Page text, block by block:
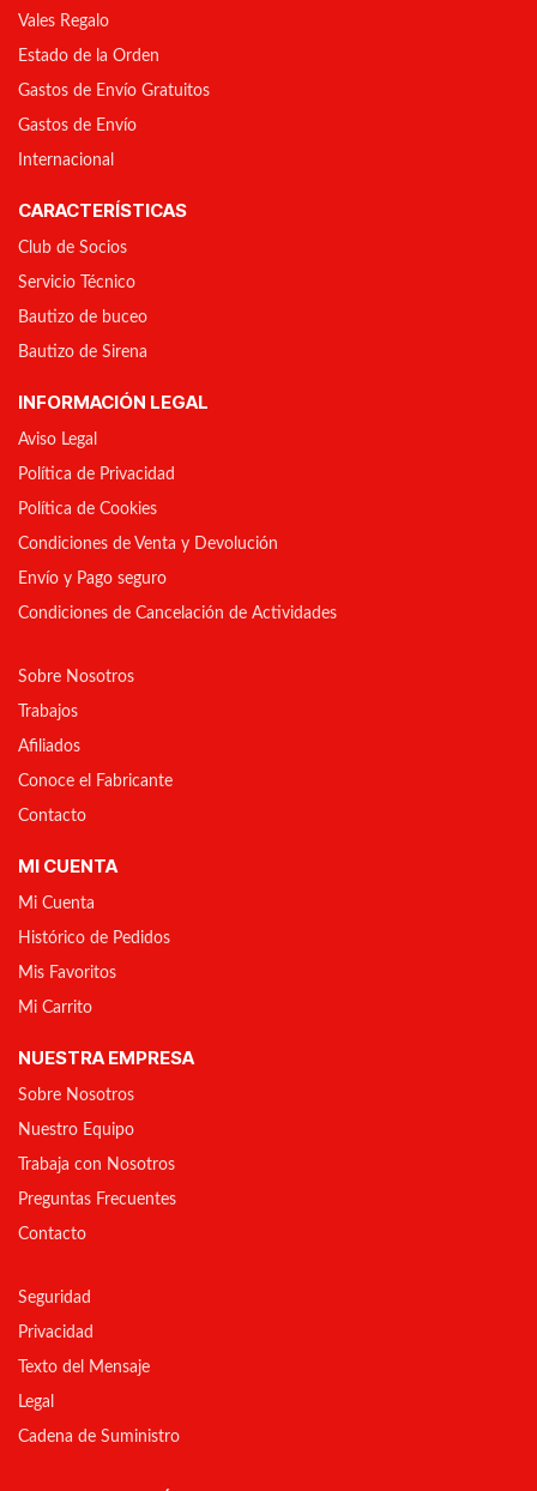
Vales Regalo
Estado de la Orden
Gastos de Envío Gratuitos
Gastos de Envío
Internacional
CARACTERÍSTICAS
Club de Socios
Servicio Técnico
Bautizo de buceo
Bautizo de Sirena
INFORMACIÓN LEGAL
Aviso Legal
Política de Privacidad
Política de Cookies
Condiciones de Venta y Devolución
Envío y Pago seguro
Condiciones de Cancelación de Actividades
Sobre Nosotros
Trabajos
Afiliados
Conoce el Fabricante
Contacto
MI CUENTA
Mi Cuenta
Histórico de Pedidos
Mis Favoritos
Mi Carrito
NUESTRA EMPRESA
Sobre Nosotros
Nuestro Equipo
Trabaja con Nosotros
Preguntas Frecuentes
Contacto
Seguridad
Privacidad
Texto del Mensaje
Legal
Cadena de Suministro